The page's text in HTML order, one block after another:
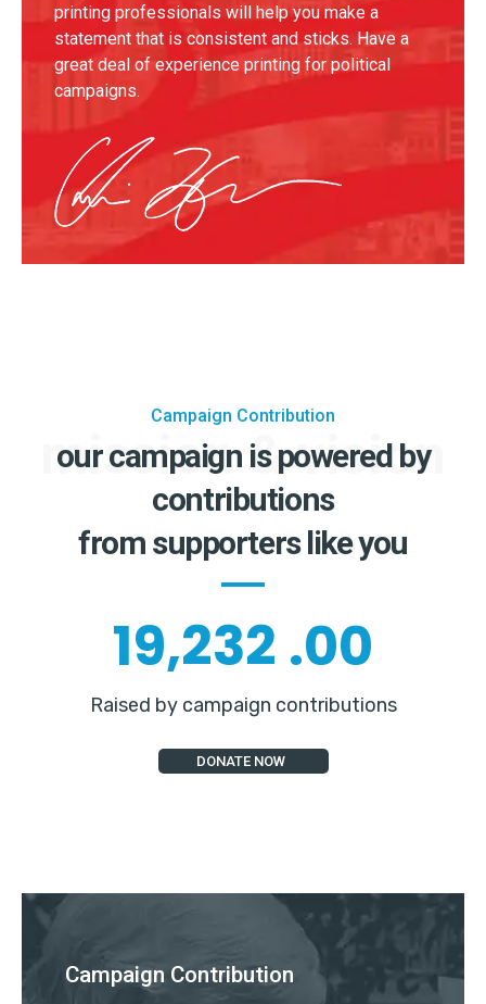
printing professionals will help you make a
statement that is consistent and sticks. Have a
great deal of experience printing for political
campaigns.
mission & vision
Campaign Contribution
our campaign is powered by
contributions
from supporters like you
23,986 .00
Raised by campaign contributions
DONATE NOW
Campaign Contribution